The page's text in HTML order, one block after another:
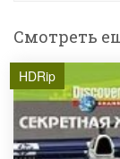
Смотреть
HDRip